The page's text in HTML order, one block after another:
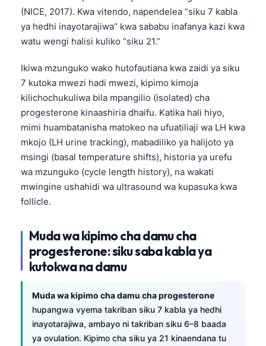
(NICE, 2017). Kwa vitendo, napendelea “siku 7 kabla
ya hedhi inayotarajiwa” kwa sababu inafanya kazi kwa
watu wengi halisi kuliko “siku 21.”
Ikiwa mzunguko wako hutofautiana kwa zaidi ya siku
7 kutoka mwezi hadi mwezi, kipimo kimoja
kilichochukuliwa bila mpangilio (isolated) cha
progesterone kinaashiria dhaifu. Katika hali hiyo,
mimi huambatanisha matokeo na ufuatiliaji wa LH kwa
mkojo (LH urine tracking), mabadiliko ya halijoto ya
msingi (basal temperature shifts), historia ya urefu
wa mzunguko (cycle length history), na wakati
mwingine ushahidi wa ultrasound wa kupasuka kwa
follicle.
Muda wa kipimo cha damu cha
progesterone: siku saba kabla ya
kutokwa na damu
Muda wa kipimo cha damu cha progesterone
hupangwa vyema takriban siku 7 kabla ya hedhi
inayotarajiwa, ambayo ni takriban siku 6–8 baada
ya ovulation. Kipimo cha siku ya 21 kinaendana tu